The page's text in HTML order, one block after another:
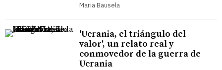
Maria Bausela
'Ucrania, el triángulo del
valor', un relato real y
conmovedor de la guerra de
Ucrania